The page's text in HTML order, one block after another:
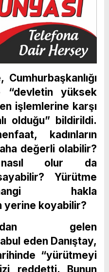
Cumhurbaşkanlığı
“devletin yüksek
işlemlerine karşı
olduğu” bildirildi.
kadınların
değerli olabilir?
nasıl olur da
Yürütme
hakla
yerine koyabilir?
gelen
eden Danıştay,
“yürütmeyi
reddetti. Bunun